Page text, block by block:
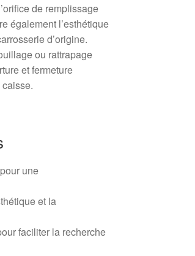
de remplissage
également l’esthétique
d’origine.
ou rattrapage
et fermeture
une
et la
faciliter la recherche